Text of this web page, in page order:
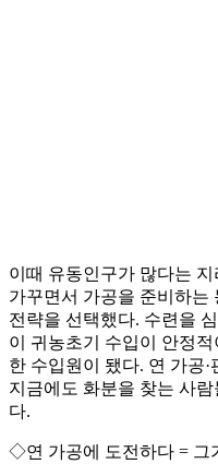
이때 유동인구가 많다는
가꾸면서 가공을 준비하는
전략을 선택했다. 수련을
이 귀농초기 수입이 안정
한 수입원이 됐다. 연 가공
지금에도 화분을 찾는 사
다.
◇연 가공에 도전하다 = 그